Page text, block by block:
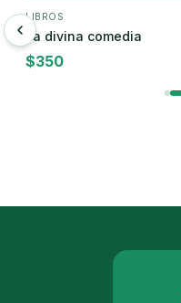
LIBROS
La divina comedia
$350